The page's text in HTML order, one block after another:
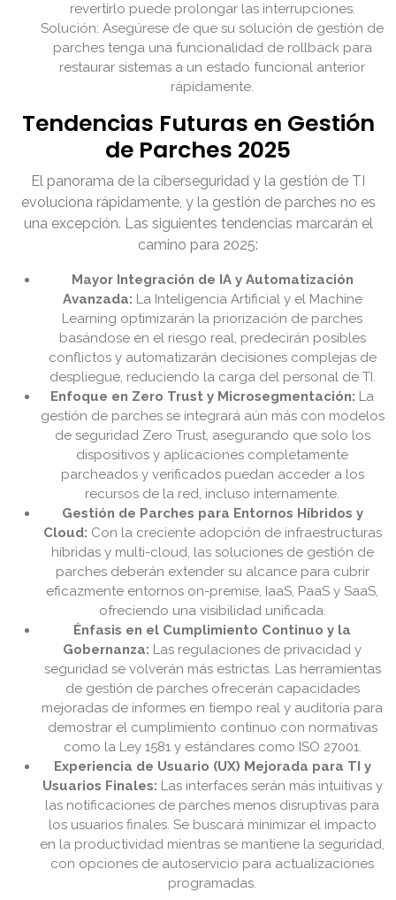
revertirlo puede prolongar las interrupciones.
Solución: Asegúrese de que su solución de gestión de
parches tenga una funcionalidad de rollback para
restaurar sistemas a un estado funcional anterior
rápidamente.
Tendencias Futuras en Gestión
de Parches 2025
El panorama de la ciberseguridad y la gestión de TI
evoluciona rápidamente, y la gestión de parches no es
una excepción. Las siguientes tendencias marcarán el
camino para 2025:
Mayor Integración de IA y Automatización
Avanzada: La Inteligencia Artificial y el Machine
Learning optimizarán la priorización de parches
basándose en el riesgo real, predecirán posibles
conflictos y automatizarán decisiones complejas de
despliegue, reduciendo la carga del personal de TI.
Enfoque en Zero Trust y Microsegmentación: La
gestión de parches se integrará aún más con modelos
de seguridad Zero Trust, asegurando que solo los
dispositivos y aplicaciones completamente
parcheados y verificados puedan acceder a los
recursos de la red, incluso internamente.
Gestión de Parches para Entornos Híbridos y
Cloud: Con la creciente adopción de infraestructuras
híbridas y multi-cloud, las soluciones de gestión de
parches deberán extender su alcance para cubrir
eficazmente entornos on-premise, IaaS, PaaS y SaaS,
ofreciendo una visibilidad unificada.
Énfasis en el Cumplimiento Continuo y la
Gobernanza: Las regulaciones de privacidad y
seguridad se volverán más estrictas. Las herramientas
de gestión de parches ofrecerán capacidades
mejoradas de informes en tiempo real y auditoría para
demostrar el cumplimiento continuo con normativas
como la Ley 1581 y estándares como ISO 27001.
Experiencia de Usuario (UX) Mejorada para TI y
Usuarios Finales: Las interfaces serán más intuitivas y
las notificaciones de parches menos disruptivas para
los usuarios finales. Se buscará minimizar el impacto
en la productividad mientras se mantiene la seguridad,
con opciones de autoservicio para actualizaciones
programadas.